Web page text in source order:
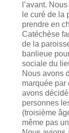
l’avant.
le curé de la
prendre en
Catéchèse
de la
banlieue
sociale du
Nous avons
marquée par
avons
personnes
(troisième
même pas